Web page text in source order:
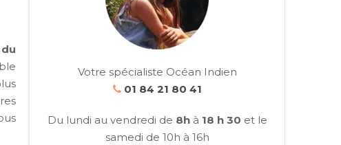
Votre spécialiste Océan Indien
01 84 21 80 41
Du lundi au vendredi de 8hà 18 h 30 et le
samedi de 10h à 16h